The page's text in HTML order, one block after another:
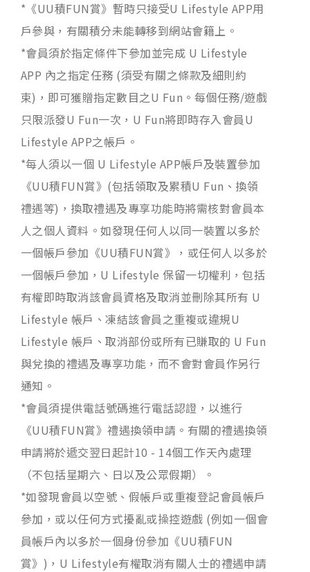
*《UU積FUN賞》暫時只接受U Lifestyle APP用
戶參與，有關積分未能轉移到網站會籍上。
*會員須於指定條件下參加並完成 U Lifestyle
APP 內之指定任務 (須受有關之條款及細則約
束)，即可獲贈指定數目之U Fun。每個任務/遊戲
只限派發U Fun一次，U Fun將即時存入會員U
Lifestyle APP之帳戶。
*每人須以一個 U Lifestyle APP帳戶及裝置參加
《UU積FUN賞》(包括領取及累積U Fun、換領
禮遇等)，換取禮遇及專享功能時將需核對會員本
人之個人資料。如發現任何人以同一裝置以多於
一個帳戶參加《UU積FUN賞》，或任何人以多於
一個帳戶參加，U Lifestyle 保留一切權利，包括
有權即時取消該會員資格及取消並刪除其所有 U
Lifestyle 帳戶、凍結該會員之重複或違規U
Lifestyle 帳戶、取消部份或所有已賺取的 U Fun
與兌換的禮遇及專享功能，而不會對會員作另行
通知。
*會員須提供電話號碼進行電話認證，以進行
《UU積FUN賞》禮遇換領申請。有關的禮遇換領
申請將於遞交翌日起計10 - 14個工作天內處理
（不包括星期六、日以及公眾假期）。
*如發現會員以空號、假帳戶或重複登記會員帳戶
參加，或以任何方式擾亂或操控遊戲 (例如一個會
員帳戶內以多於一個身份參加《UU積FUN
賞》)，U Lifestyle有權取消有關人士的禮遇申請